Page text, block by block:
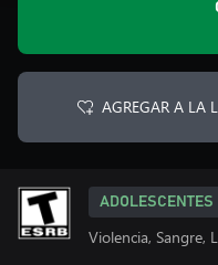
AGREGAR A LA
ADOLESCENTES
Violencia, Sangre,